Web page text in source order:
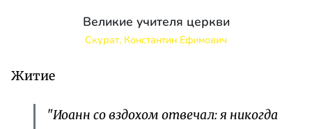
Великие учителя церкви
Скурат, Константин Ефимович
Житие
"Иоанн со вздохом отвечал: я никогда